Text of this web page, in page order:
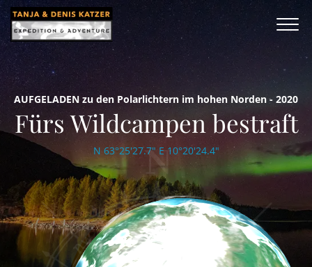
AUFGELADEN zu den Polarlichtern im hohen Norden - 2020
Fürs Wildcampen bestraft
N 63°25'27.7" E 10°20'24.4"